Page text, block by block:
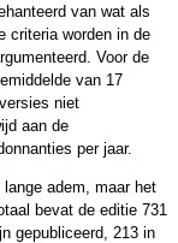
van wat als
criteria worden in de
Voor de
van 17
niet
aan de
per jaar.
adem, maar het
bevat de editie 731
gepubliceerd, 213 in